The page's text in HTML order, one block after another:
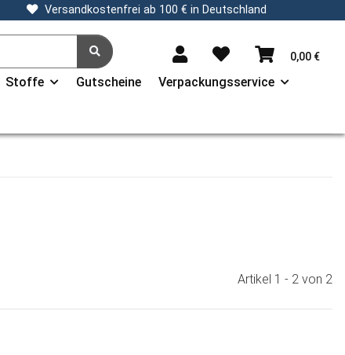
Versandkostenfrei ab 100 € in Deutschland
0,00 €
Stoffe Gutscheine Verpackungsservice
Artikel 1 - 2 von 2